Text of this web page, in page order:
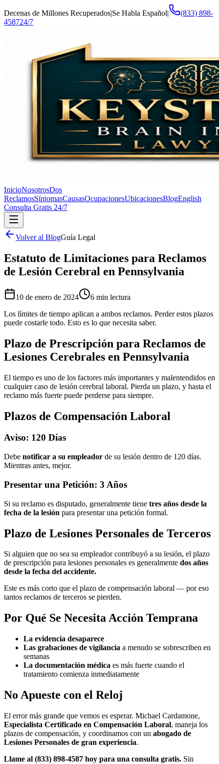
Decenas de Millones Recuperados|Se Habla Español|
(833) 898-
458724/7
InicioNosotrosDos
ReclamosSíntomasCausasOcupacionesUbicacionesBlogEnglish
Consulta Gratis 24/7
Volver al BlogGuía Legal
Estatuto de Limitaciones para Reclamos
de Lesión Cerebral en Pennsylvania
10 de enero de 2024 6 min lectura
Los límites de tiempo aplican a ambos reclamos. Perder estos plazos
puede costarle todo. Esto es lo que necesita saber.
Plazo de Prescripción para Reclamos de
Lesiones Cerebrales en Pennsylvania
El tiempo es uno de los factores más importantes y malentendidos en
cualquier caso de lesión cerebral laboral. Pierda un plazo, y hasta el
reclamo más fuerte puede perderse para siempre.
Plazos de Compensación Laboral
Aviso: 120 Días
Debe notificar a su empleador de su lesión dentro de 120 días.
Mientras antes, mejor.
Presentar una Petición: 3 Años
Si su reclamo es disputado, generalmente tiene tres años desde la
fecha de la lesión para presentar una petición formal.
Plazo de Lesiones Personales de Terceros
Si alguien que no sea su empleador contribuyó a su lesión, el plazo
de prescripción para lesiones personales es generalmente dos años
desde la fecha del accidente.
Este es más corto que el plazo de compensación laboral — por eso
tantos reclamos de terceros se pierden.
Por Qué Se Necesita Acción Temprana
La evidencia desaparece
Las grabaciones de vigilancia a menudo se sobrescriben en
semanas
La documentación médica es más fuerte cuando el
tratamiento comienza inmediatamente
No Apueste con el Reloj
El error más grande que vemos es esperar. Michael Cardamone,
Especialista Certificado en Compensación Laboral, maneja los
plazos de compensación, y coordinamos con un abogado de
Lesiones Personales de gran experiencia.
Llame al (833) 898-4587 hoy para una consulta gratis. Sin